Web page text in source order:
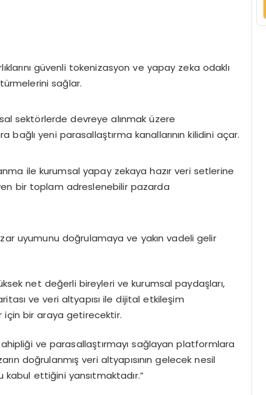
güvenli tokenizasyon ve yapay zeka odaklı
sağlar.
sektörlerde devreye alınmak üzere
bağlı yeni parasallaştırma kanallarının kilidini açar.
ile kurumsal yapay zekaya hazır veri setlerine
bir toplam adreslenebilir pazarda
uyumunu doğrulamaya ve yakın vadeli gelir
net değerli bireyleri ve kurumsal paydaşları,
ve veri altyapısı ile dijital etkileşim
için bir araya getirecektir.
ve parasallaştırmayı sağlayan platformlara
doğrulanmış veri altyapısının gelecek nesil
ettiğini yansıtmaktadır.”